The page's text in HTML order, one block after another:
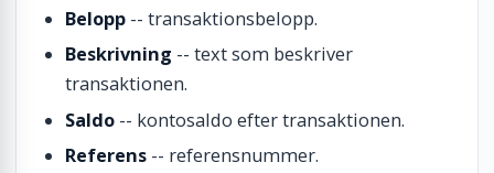
Belopp -- transaktionsbelopp.
Beskrivning -- text som beskriver
transaktionen.
Saldo -- kontosaldo efter transaktionen.
Referens -- referensnummer.